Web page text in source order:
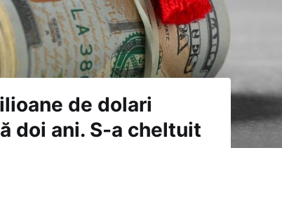
de dolari
doi ani. S-a cheltuit